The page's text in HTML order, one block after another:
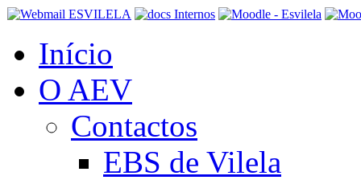
Início
O AEV
Contactos
EBS de Vilela